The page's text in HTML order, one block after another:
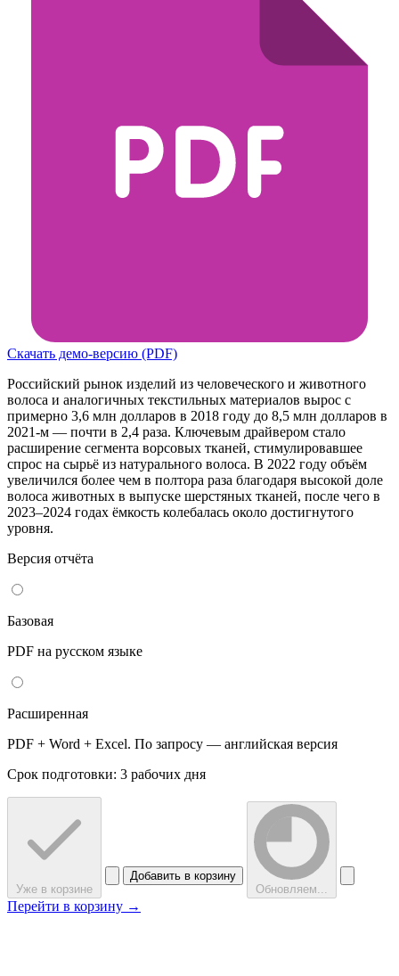
Скачать демо-версию (PDF)
Российский рынок изделий из человеческого и животного
волоса и аналогичных текстильных материалов вырос с
примерно 3,6 млн долларов в 2018 году до 8,5 млн долларов в
2021-м — почти в 2,4 раза. Ключевым драйвером стало
расширение сегмента ворсовых тканей, стимулировавшее
спрос на сырьё из натурального волоса. В 2022 году объём
увеличился более чем в полтора раза благодаря высокой доле
волоса животных в выпуске шерстяных тканей, после чего в
2023–2024 годах ёмкость колебалась около достигнутого
уровня.
Версия отчёта
Базовая
PDF на русском языке
Расширенная
PDF + Word + Excel. По запросу — английская версия
Срок подготовки: 3 рабочих дня
Уже в корзине
Добавить в корзину
Обновляем...
Перейти в корзину →